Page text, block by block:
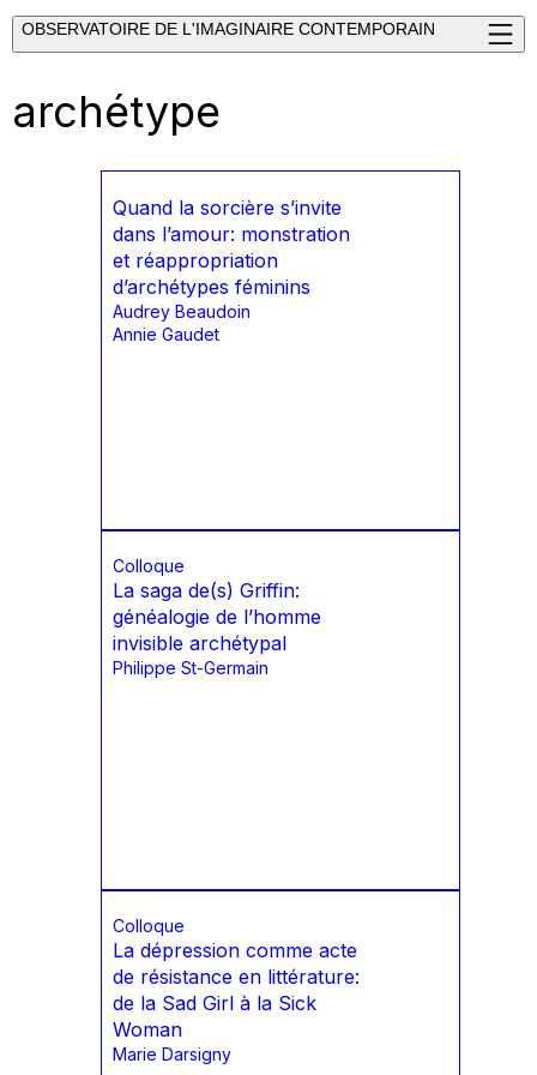
OBSERVATOIRE DE L'IMAGINAIRE CONTEMPORAIN
archétype
Quand la sorcière s’invite
dans l’amour: monstration
et réappropriation
d’archétypes féminins
Audrey Beaudoin
Annie Gaudet
Colloque
La saga de(s) Griffin:
généalogie de lʼhomme
invisible archétypal
Philippe St-Germain
Colloque
La dépression comme acte
de résistance en littérature:
de la Sad Girl à la Sick
Woman
Marie Darsigny